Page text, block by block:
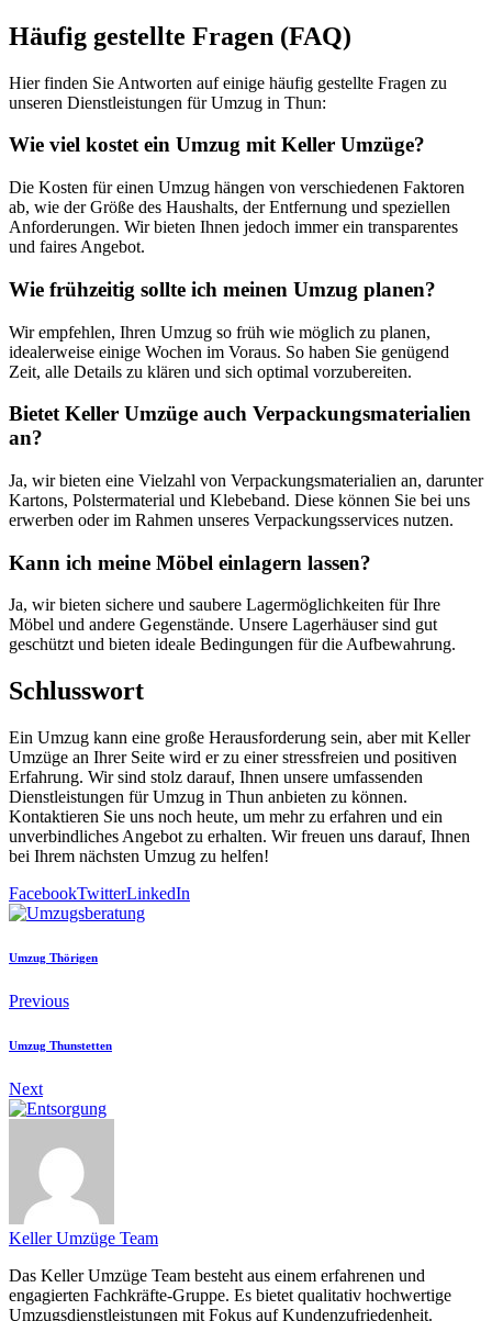
Häufig gestellte Fragen (FAQ)
Hier finden Sie Antworten auf einige häufig gestellte Fragen zu
unseren Dienstleistungen für Umzug in Thun:
Wie viel kostet ein Umzug mit Keller Umzüge?
Die Kosten für einen Umzug hängen von verschiedenen Faktoren
ab, wie der Größe des Haushalts, der Entfernung und speziellen
Anforderungen. Wir bieten Ihnen jedoch immer ein transparentes
und faires Angebot.
Wie frühzeitig sollte ich meinen Umzug planen?
Wir empfehlen, Ihren Umzug so früh wie möglich zu planen,
idealerweise einige Wochen im Voraus. So haben Sie genügend
Zeit, alle Details zu klären und sich optimal vorzubereiten.
Bietet Keller Umzüge auch Verpackungsmaterialien
an?
Ja, wir bieten eine Vielzahl von Verpackungsmaterialien an, darunter
Kartons, Polstermaterial und Klebeband. Diese können Sie bei uns
erwerben oder im Rahmen unseres Verpackungsservices nutzen.
Kann ich meine Möbel einlagern lassen?
Ja, wir bieten sichere und saubere Lagermöglichkeiten für Ihre
Möbel und andere Gegenstände. Unsere Lagerhäuser sind gut
geschützt und bieten ideale Bedingungen für die Aufbewahrung.
Schlusswort
Ein Umzug kann eine große Herausforderung sein, aber mit Keller
Umzüge an Ihrer Seite wird er zu einer stressfreien und positiven
Erfahrung. Wir sind stolz darauf, Ihnen unsere umfassenden
Dienstleistungen für Umzug in Thun anbieten zu können.
Kontaktieren Sie uns noch heute, um mehr zu erfahren und ein
unverbindliches Angebot zu erhalten. Wir freuen uns darauf, Ihnen
bei Ihrem nächsten Umzug zu helfen!
FacebookTwitterLinkedIn
Umzug Thörigen
Previous
Umzug Thunstetten
Next
Keller Umzüge Team
Das Keller Umzüge Team besteht aus einem erfahrenen und
engagierten Fachkräfte-Gruppe. Es bietet qualitativ hochwertige
Umzugsdienstleistungen mit Fokus auf Kundenzufriedenheit.